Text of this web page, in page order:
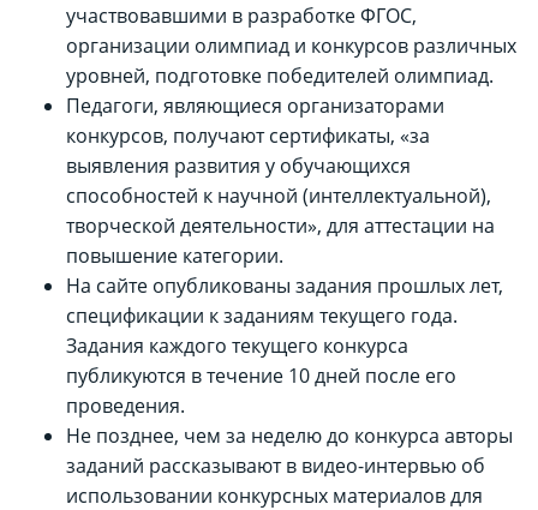
участвовавшими в разработке ФГОС,
организации олимпиад и конкурсов различных
уровней, подготовке победителей олимпиад.
Педагоги, являющиеся организаторами
конкурсов, получают сертификаты, «за
выявления развития у обучающихся
способностей к научной (интеллектуальной),
творческой деятельности», для аттестации на
повышение категории.
На сайте опубликованы задания прошлых лет,
спецификации к заданиям текущего года.
Задания каждого текущего конкурса
публикуются в течение 10 дней после его
проведения.
Не позднее, чем за неделю до конкурса авторы
заданий рассказывают в видео-интервью об
использовании конкурсных материалов для